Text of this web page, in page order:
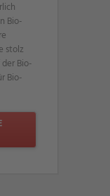
Bio-
stolz
Bio-
Bio-